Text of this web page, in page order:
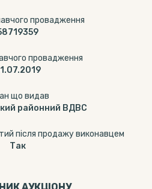
провадження
провадження
що видав
районний ВДВС
після продажу виконавцем
Так